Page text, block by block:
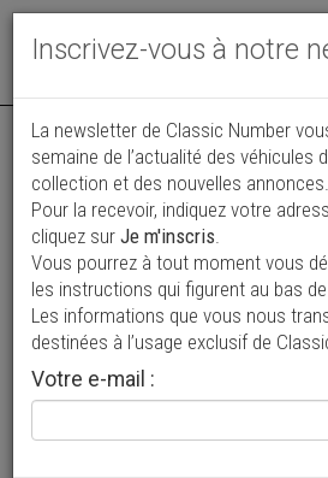
Annonce actualisée le 30/07/2026 (
Jaguar XKR V8 4.0 365ch
22 500 €
1998 Coupé 170 850 km
Inscrivez-vous à notre
La newsletter de Classic Number
semaine de l’actualité des véhicules
collection et des nouvelles annonces.
Pour la recevoir, indiquez votre
cliquez sur Je m'inscris.
Vous pourrez à tout moment vous
les instructions qui figurent au bas
Les informations que vous nous
destinées à l’usage exclusif de
Votre e-mail :